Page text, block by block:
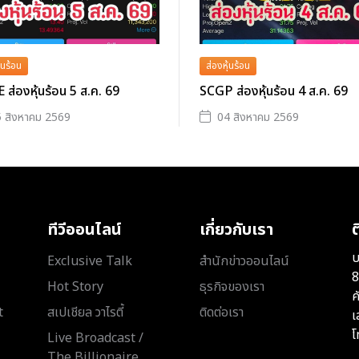
ร้อน
ส่องหุ้นร้อน 5 ส.ค. 69
สิงหาคม 2569
ส่องหุ้นร้อน
SCGP ส่องหุ้นร้อน 4 ส.ค. 69
04 สิงหาคม 2569
ทีวีออนไลน์
Exclusive Talk
Hot Story
สเปเชียล วาไรตี้
Live Broadcast /
เกี่ยวกับเรา
สำนักข่าวออนไลน์
ธุรกิจของเรา
ติดต่อเรา